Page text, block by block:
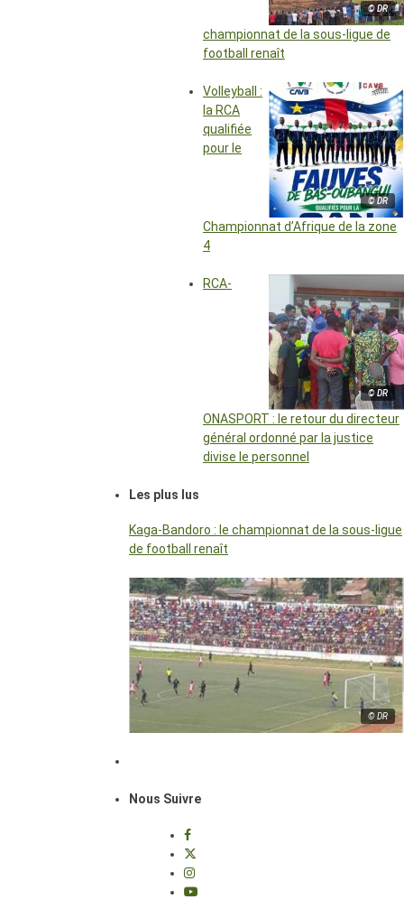
© DR
championnat de la sous-ligue de
football renaît
© DR
Volleyball :
la RCA
qualifiée
pour le
Championnat d’Afrique de la zone
4
© DR
RCA-
ONASPORT : le retour du directeur
général ordonné par la justice
divise le personnel
Les plus lus
Kaga-Bandoro : le championnat de la sous-ligue
de football renaît
© DR
Nous Suivre